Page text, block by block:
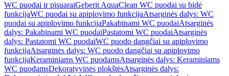
WC puodai ir pisuaraiGeberit AquaClean WC puodai su bidė
funkcijaWC puodai su apiplovimo funkcijaAtsarginės dalys: WC
puodai su apiplovimo funkcijaPakabinami WC puodaiAtsarginės
dalys: Pakabinami WC puodaiPastatomi WC puodaiAtsarginės
dalys: Pastatomi WC puodaiWC puodo dangčiai su apiplovimo
funkcijaAtsarginės dalys: WC puodo dangčiai su apiplovimo
funkcijaKeraminiams WC puodamsAtsarginės dalys: Keraminiams
WC puodamsDekoratyvinės plokštėsAtsarginės dalys: